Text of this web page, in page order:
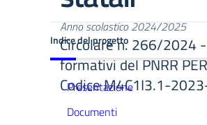
Anno scolastico 2024/2025
Circolare n. 266/2024 -
formativi del PNRR
Codice M4C1I3.1-
Indice del progetto
Presentazione
Documenti